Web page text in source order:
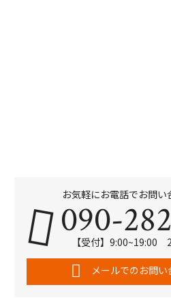
お気軽にお電話でお問い
090-
【受付】9:00~19:00
メールでのお問い